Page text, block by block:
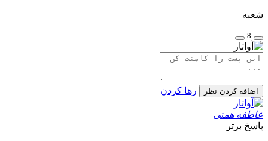
شعبه
8
اضافه کردن نظر رها کردن
عاطفه همتی
پاسخ برتر